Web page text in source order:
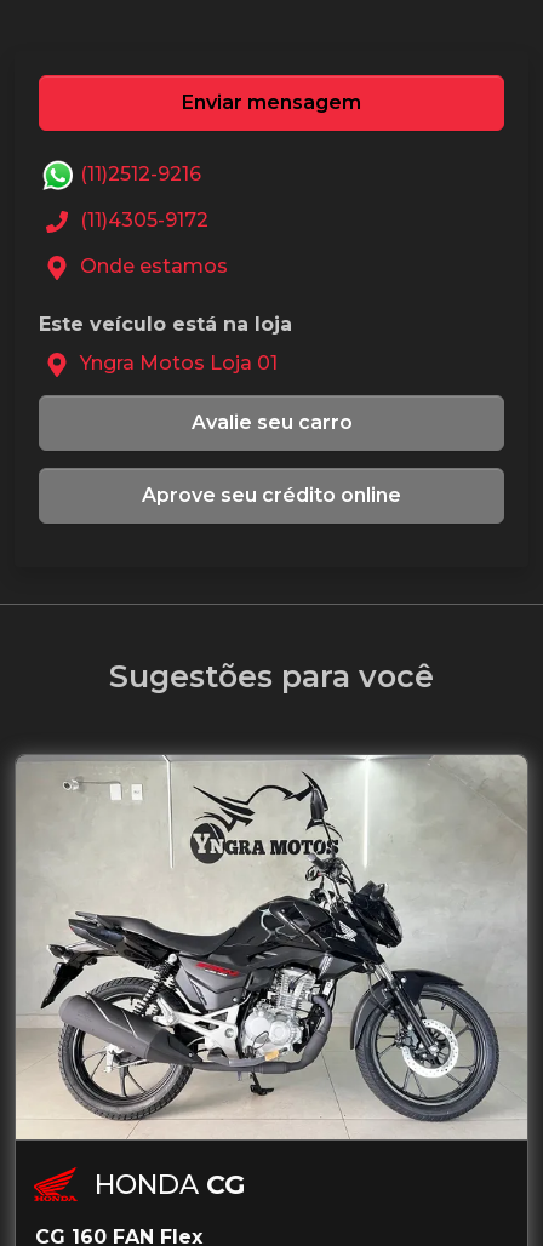
Enviar mensagem
(11)2512-9216
(11)4305-9172
Onde estamos
Este veículo está na loja
Yngra Motos Loja 01
Avalie seu carro
Aprove seu crédito online
Sugestões para você
HONDA CG
CG 160 FAN Flex